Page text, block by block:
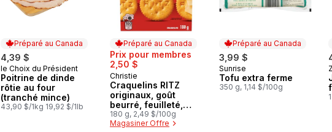
Préparé au Canada
4,39 $
Préparé au Canada
le Choix du Président
Poitrine de dinde
rôtie au four
(tranché mince)
43,90 $/1kg 19,92 $/1lb
Préparé au Canada
Prix pour membres
2,50 $
Préparé au Canada
Christie
Craquelins RITZ
originaux, goût
beurré, feuilleté,
craquelin fondant en
bouche
180 g, 2,49 $/100g
Magasiner Offre
Préparé au Canada
3,99 $
Préparé au Canada
Sunrise
Tofu extra ferme
350 g, 1,14 $/100g